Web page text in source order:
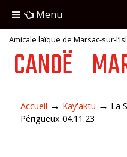
Amicale laïque de Marsac-sur-
CANOË
Accueil → Kay'aktu → La
Périgueux 04.11.23
Menu